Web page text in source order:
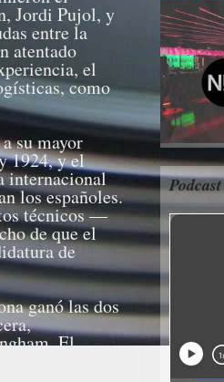
Jordi Pujol, y
entre la
atentado
el
como
su mayor
1924, y el
internacional
los españoles.
técnicos —
de que el
de
ganó las dos
El